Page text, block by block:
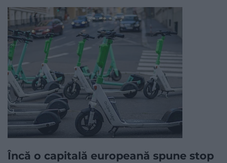
Încă o capitală europeană spune stop